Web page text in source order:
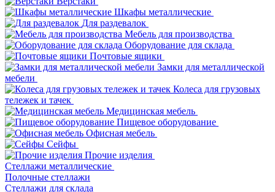
Шкафы металлические
Для раздевалок
Мебель для производства
Оборудование для склада
Почтовые ящики
Замки для металлической
мебели
Колеса для грузовых
тележек и тачек
Медицинская мебель
Пищевое оборудование
Офисная мебель
Сейфы
Прочие изделия
Стеллажи металлические
Полочные стеллажи
Стеллажи для склада